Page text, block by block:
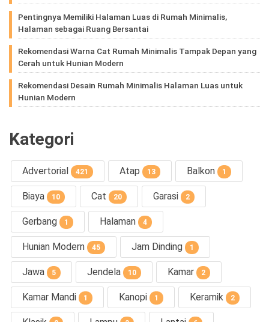
Pentingnya Memiliki Halaman Luas di Rumah Minimalis,
Halaman sebagai Ruang Bersantai
Rekomendasi Warna Cat Rumah Minimalis Tampak Depan yang
Cerah untuk Hunian Modern
Rekomendasi Desain Rumah Minimalis Halaman Luas untuk
Hunian Modern
Kategori
Advertorial 421 Atap 13 Balkon 1
Biaya 10 Cat 20 Garasi 2
Gerbang 1 Halaman 4
Hunian Modern 45 Jam Dinding 1
Jawa 5 Jendela 10 Kamar 2
Kamar Mandi 1 Kanopi 1 Keramik 2